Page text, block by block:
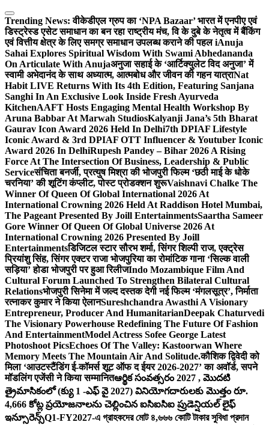
Skip
to
content
Trending News: वीकेडीएल ग्रुप का ‘NPA Bazaar’ भारत में एनपीए एवं
डिस्ट्रेस्ड एसेट समाधान का बन रहा राष्ट्रीय मंच, वि के दुबे के नेतृत्व में बैंकिंग
एवं वित्तीय क्षेत्र के लिए समग्र समाधान उपलब्ध कराने की पहल iAnuja
Sahai Explores Spiritual Wisdom With Swami Abhedananda
On Articulate With Anujaअनुजा सहाई के ‘आर्टिक्युलेट विद अनुजा’ में
स्वामी अभेदानंद के साथ अध्यात्म, आत्मबोध और जीवन की गहन यात्राNat
Habit LIVE Returns With Its 4th Edition, Featuring Sanjana
Sanghi In An Exclusive Look Inside Fresh Ayurveda
KitchenAAFT Hosts Engaging Mental Health Workshop By
Aruna Babbar At Marwah StudiosKalyanji Jana’s 5th Bharat
Gaurav Icon Award 2026 Held In Delhi7th DPIAF Lifestyle
Iconic Award & 3rd DPIAF OTT Influencer & Youtuber Iconic
Award 2026 In DelhiRupesh Pandey – Bihar 2026 A Rising
Force At The Intersection Of Business, Leadership & Public
Serviceसंचिता बनर्जी, प्रत्युष मिश्रा की भोजपुरी फिल्म ‘छठी माई के धोके
चरनिया’ की शूटिंग कंप्लीट, पोस्ट प्रोडक्शन शुरूVaishnavi Chalke The
Winner Of Queen Of Global International 2026 At
International Crowning 2026 Held At Raddison Hotel Mumbai,
The Pageant Presented By Joill EntertainmentsSaartha Sameer
Gore Winner Of Queen Of Global Universe 2026 At
International Crowning 2026 Presented By Joill
Entertainmentsडिजिटल स्टार सौरभ शर्मा, सिंगर शिल्पी राज, एक्ट्रेस
प्रियांशु सिंह, सिंगर एक्टर राजा भोजपुरिया का रोमांटिक गाना ‘सिल्क वाली
सड़िया’ होडा भोजपुरी पर हुआ रिलीजIndo Mozambique Film And
Cultural Forum Launched To Strengthen Bilateral Cultural
Relationsभोजपुरी सिनेमा में जल्द दस्तक देगी नई फिल्म ‘मंगलसूत्र’, निर्माता
रत्नाकर कुमार ने किया ऐलानSureshchandra Awasthi A Visionary
Entrepreneur, Producer And HumanitarianDeepak Chaturvedi
The Visionary Powerhouse Redefining The Future Of Fashion
And EntertainmentModel Actress Sofee George Latest
Photoshoot PicsEchoes Of The Valley: Kastoorwan Where
Memory Meets The Mountain Air And Solitude.कौशिक द्विवेदी को
मिला ‘आउटस्टैंडिंग ई-कॉमर्स शूट ऑफ द ईयर 2026-2027’ का अवॉर्ड, सपने
मॉडलिंग एजेंसी ने किया सम्मानितఆర్థిక సంవత్సరం 2027 , మొదటి
త్రైమాసికంలో (క్యు 1 -ఎఫ్ వై 2027) వినియోగదారులకు మొత్తం రూ.
4,666 కోట్ల ప్రయోజనాలను చెల్లించిన ఐసిఐసిఐ ప్రుడెన్షియల్ లైఫ్
ఇన్సూరెన్స్Q1-FY2027-এ গ্রাহকদের মোট ৪,৬৬৬ কোটি টাকার সুবিধা প্রদান